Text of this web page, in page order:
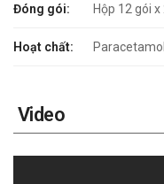
Đóng gói: Hộp 12 gói x
Hoạt chất:
Video